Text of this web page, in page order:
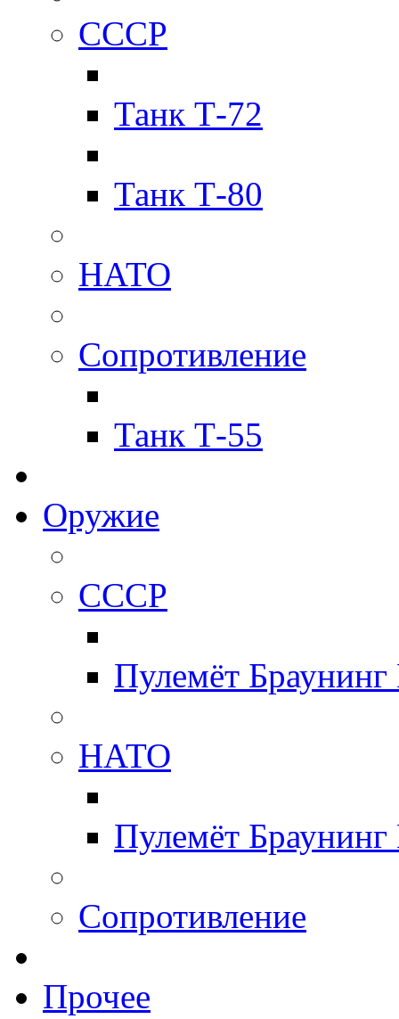
СССР
Танк Т-72
Танк Т-80
НАТО
Сопротивление
Танк Т-55
Оружие
СССР
Пулемёт
НАТО
Пулемёт
Сопротивление
Прочее